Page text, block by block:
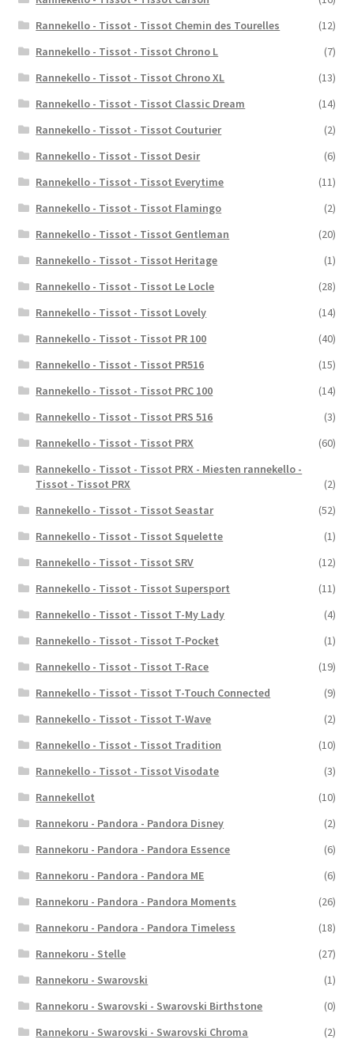
Rannekello - Tissot - Tissot Chemin des Tourelles
(12)
Rannekello - Tissot - Tissot Chrono L
(7)
Rannekello - Tissot - Tissot Chrono XL
(13)
Rannekello - Tissot - Tissot Classic Dream
(14)
Rannekello - Tissot - Tissot Couturier
(2)
Rannekello - Tissot - Tissot Desir
(6)
Rannekello - Tissot - Tissot Everytime
(11)
Rannekello - Tissot - Tissot Flamingo
(2)
Rannekello - Tissot - Tissot Gentleman
(20)
Rannekello - Tissot - Tissot Heritage
(1)
Rannekello - Tissot - Tissot Le Locle
(28)
Rannekello - Tissot - Tissot Lovely
(14)
Rannekello - Tissot - Tissot PR 100
(40)
Rannekello - Tissot - Tissot PR516
(15)
Rannekello - Tissot - Tissot PRC 100
(14)
Rannekello - Tissot - Tissot PRS 516
(3)
Rannekello - Tissot - Tissot PRX
(60)
Rannekello - Tissot - Tissot PRX - Miesten rannekello -
Tissot - Tissot PRX
(2)
Rannekello - Tissot - Tissot Seastar
(52)
Rannekello - Tissot - Tissot Squelette
(1)
Rannekello - Tissot - Tissot SRV
(12)
Rannekello - Tissot - Tissot Supersport
(11)
Rannekello - Tissot - Tissot T-My Lady
(4)
Rannekello - Tissot - Tissot T-Pocket
(1)
Rannekello - Tissot - Tissot T-Race
(19)
Rannekello - Tissot - Tissot T-Touch Connected
(9)
Rannekello - Tissot - Tissot T-Wave
(2)
Rannekello - Tissot - Tissot Tradition
(10)
Rannekello - Tissot - Tissot Visodate
(3)
Rannekellot
(10)
Rannekoru - Pandora - Pandora Disney
(2)
Rannekoru - Pandora - Pandora Essence
(6)
Rannekoru - Pandora - Pandora ME
(6)
Rannekoru - Pandora - Pandora Moments
(26)
Rannekoru - Pandora - Pandora Timeless
(18)
Rannekoru - Stelle
(27)
Rannekoru - Swarovski
(1)
Rannekoru - Swarovski - Swarovski Birthstone
(0)
Rannekoru - Swarovski - Swarovski Chroma
(2)